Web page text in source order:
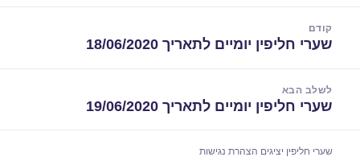
קודם
הפוסט
שערי חליפין יומיים לתאריך 18/06/2020
לשלב הבא
הפוסט
שערי חליפין יומיים לתאריך 19/06/2020
שערי חליפין יציגים הצהרת נגישות